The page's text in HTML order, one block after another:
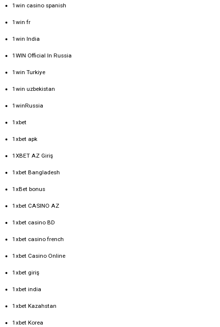
1win casino spanish
1win fr
1win India
1WIN Official In Russia
1win Turkiye
1win uzbekistan
1winRussia
1xbet
1xbet apk
1XBET AZ Giriş
1xbet Bangladesh
1xBet bonus
1xbet CASINO AZ
1xbet casino BD
1xbet casino french
1xbet Casino Online
1xbet giriş
1xbet india
1xbet Kazahstan
1xbet Korea